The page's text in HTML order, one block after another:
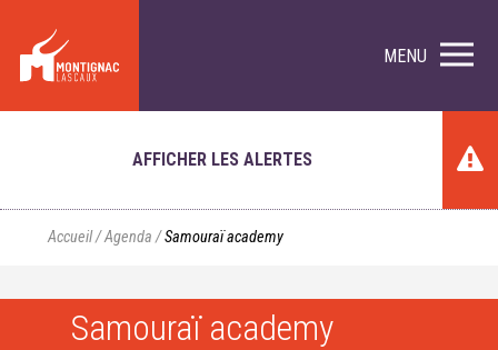
MENU
AFFICHER LES ALERTES
Accueil/Agenda /Samouraï academy
Samouraï academy